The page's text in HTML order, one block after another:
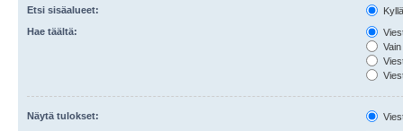
Etsi sisäalueet:
Hae täältä:
Näytä tulokset: